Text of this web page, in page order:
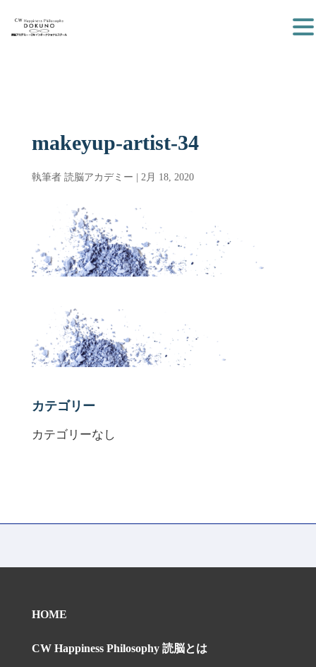
makeyup-artist-34
執筆者 読脳アカデミー 2月 18, 2020
カテゴリー
カテゴリーなし
HOME
CW Happiness Philosophy 読脳とは